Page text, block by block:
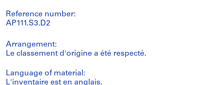
Reference number:
AP111.S3.D2
Arrangement:
Le classement d'origine a été respecté.
Language of material:
L'inventaire est en anglais.